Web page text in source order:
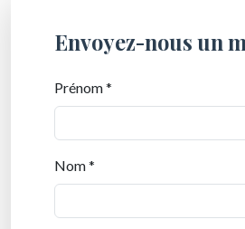
Envoyez-nous un
Prénom *
Nom *